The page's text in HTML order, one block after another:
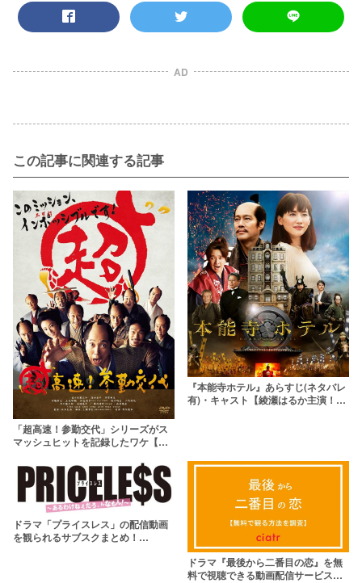
AD
この記事に関連する記事
「超高速！参勤交代」シリーズがス
マッシュヒットを記録したワケ【あ
『本能寺ホテル』あらすじ(ネタバレ
有)・キャスト【綾瀬はるか主演！公
ドラマ「プライスレス」の配信動画
を観られるサブスクまとめ！
ドラマ『最後から二番目の恋』を無
料で視聴できる動画配信サービスは